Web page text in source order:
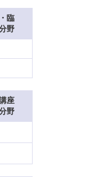
臨
野
座
野